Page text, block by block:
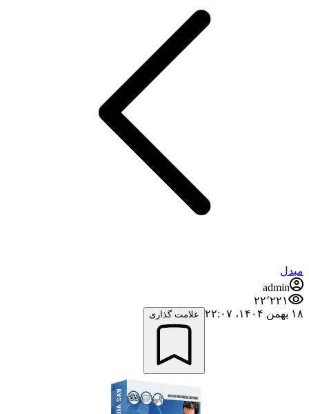
مبدل
admin
۲۲٬۲۲۱
۱۸ بهمن ۱۴۰۴،‏ ۲۲:۰۷
علامت گذاری